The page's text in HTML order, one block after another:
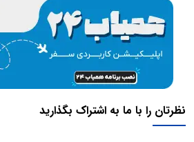
نظرتان را با ما به اشتراک بگذارید